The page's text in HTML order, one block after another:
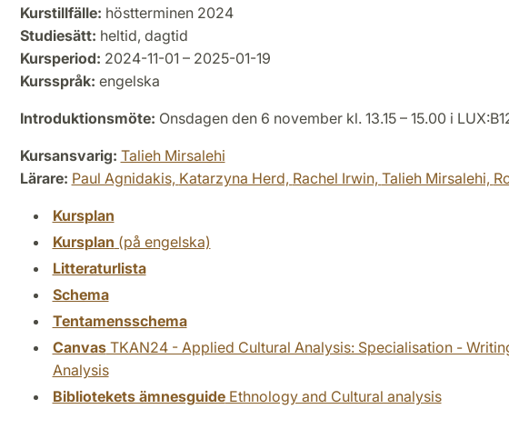
Kurstillfälle: höstterminen 2024
Studiesätt: heltid, dagtid
Kursperiod: 2024-11-01 – 2025-01-19
Kursspråk: engelska
Introduktionsmöte: Onsdagen den 6 november kl. 13.15 – 15.00 i
Kursansvarig: Talieh Mirsalehi
Lärare: Paul Agnidakis, Katarzyna Herd, Rachel Irwin, Talieh Mirsalehi,
Kursplan
Kursplan (på engelska)
Litteraturlista
Schema
Tentamensschema
CanvasTKAN24 - Applied Cultural Analysis: Specialisation -
Analysis
Bibliotekets ämnesguideEthnology and Cultural analysis